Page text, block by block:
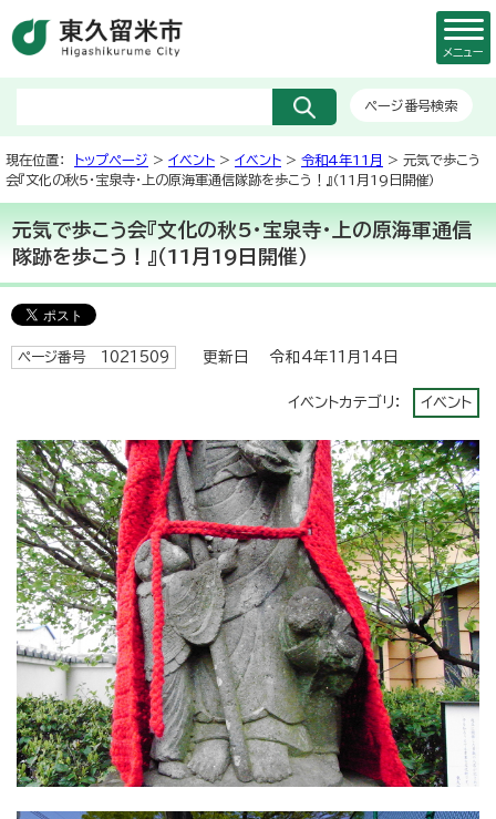
ページ番号検索
メニュー
現在位置： トップページ > イベント > イベント > 令和4年11月
> 元気で歩こう
会『文化の秋5・宝泉寺・上の原海軍通信隊跡を歩こう！』（11月19日開催）
元気で歩こう会『文化の秋5・宝泉寺・上の原海軍通信
隊跡を歩こう！』（11月19日開催）
ページ番号 1021509 更新日 令和4年11月14日
イベントカテゴリ： イベント